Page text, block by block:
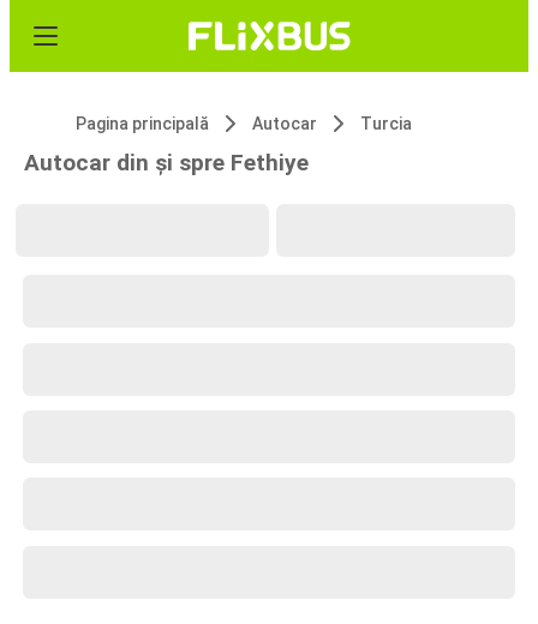
Pagina principală Autocar Turcia
Autocar din și spre Fethiye